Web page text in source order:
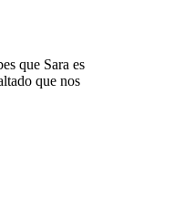
que Sara es
que nos